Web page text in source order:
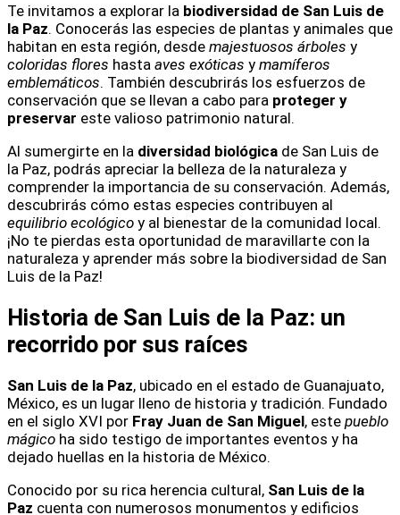
Te invitamos a explorar la biodiversidad de San Luis de
la Paz. Conocerás las especies de plantas y animales que
habitan en esta región, desde majestuosos árboles y
coloridas flores hasta aves exóticas y mamíferos
emblemáticos. También descubrirás los esfuerzos de
conservación que se llevan a cabo para proteger y
preservar este valioso patrimonio natural.
Al sumergirte en la diversidad biológica de San Luis de
la Paz, podrás apreciar la belleza de la naturaleza y
comprender la importancia de su conservación. Además,
descubrirás cómo estas especies contribuyen al
equilibrio ecológico y al bienestar de la comunidad local.
¡No te pierdas esta oportunidad de maravillarte con la
naturaleza y aprender más sobre la biodiversidad de San
Luis de la Paz!
Historia de San Luis de la Paz: un
recorrido por sus raíces
San Luis de la Paz, ubicado en el estado de Guanajuato,
México, es un lugar lleno de historia y tradición. Fundado
en el siglo XVI por Fray Juan de San Miguel, este pueblo
mágico ha sido testigo de importantes eventos y ha
dejado huellas en la historia de México.
Conocido por su rica herencia cultural, San Luis de la
Paz cuenta con numerosos monumentos y edificios